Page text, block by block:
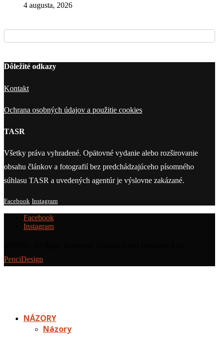
4 augusta, 2026
Dôležité odkazy
Kontakt
Ochrana osobných údajov a použitie cookies
TASR
Všetky práva vyhradené. Opätovné vydanie alebo rozširovanie
obsahu článkov a fotografií bez predchádzajúceho písomného
súhlasu TASR a uvedených agentúr je výslovne zakázané.
Facebook Instagram
Facebook
Instagram
PenciDesign
NÁZORY
Názory